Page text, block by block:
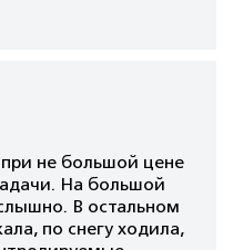
не большой цене
На большой
В остальном
по снегу ходила,